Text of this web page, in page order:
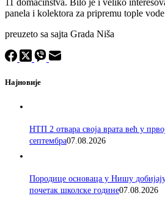
panela i kolektora za pripremu tople
preuzeto sa sajta Grada Niša
Најновије
НТП 2 отвара своја врата већ у
септембра07.08.2026
Породицe основаца у Нишу
почетак школске године07.08.2026